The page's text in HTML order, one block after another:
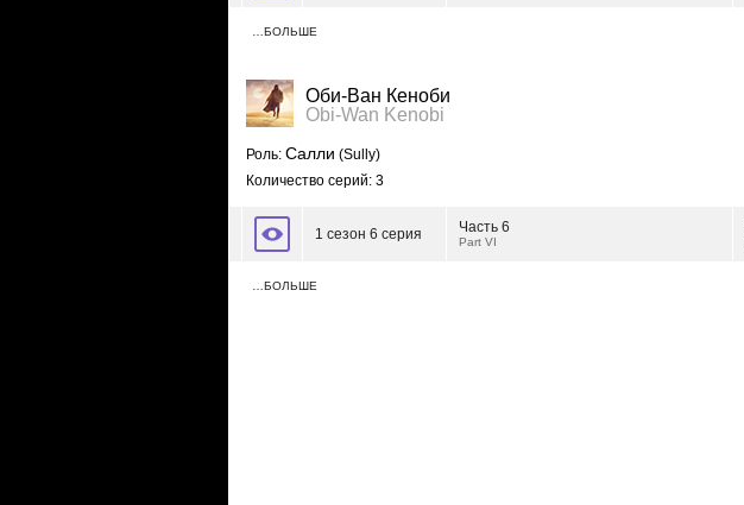
…БОЛЬШЕ
Оби-Ван Кеноби
Obi-Wan Kenobi
Роль: Салли (Sully)
Количество серий: 3
1 сезон 6 серия Часть 6
Part VI
…БОЛЬШЕ